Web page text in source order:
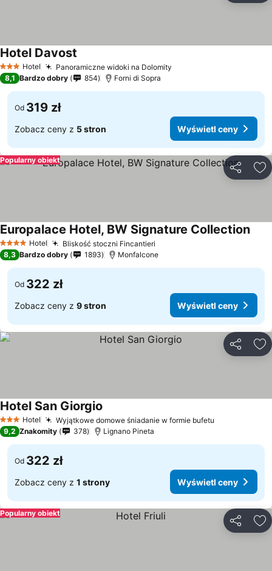
3 Kategoria
Hotel Panoramiczne widoki na Dolomity
Hotel Davost
8,1 Bardzo dobry 854 Forni di Sopra
Od 319 zł
Zobacz ceny z 5 stron Wyświetl ceny
Popularny obiekt
4 KategoriaHotel Bliskość stoczni Fincantieri
Europalace Hotel, BW Signature Collection
8,3 Bardzo dobry 1893 Monfalcone
Od 322 zł
Zobacz ceny z 9 stron Wyświetl ceny
3 Kategoria
Hotel Wyjątkowe domowe śniadanie w formie bufetu
Hotel San Giorgio
9,2 Znakomity 378 Lignano Pineta
Od 322 zł
Zobacz ceny z 1 strony Wyświetl ceny
Popularny obiekt